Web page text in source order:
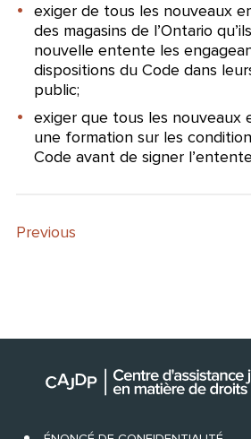
exiger de tous les nouveaux
des magasins de l’Ontario
nouvelle entente les
dispositions du Code dans
public;
exiger que tous les nouveaux
une formation sur les
Code avant de signer
Previous